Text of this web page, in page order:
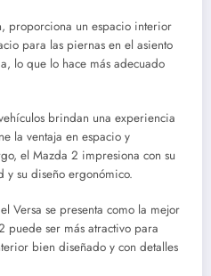
proporciona un espacio interior
para las piernas en el asiento
lo que lo hace más adecuado
brindan una experiencia
la ventaja en espacio y
el Mazda 2 impresiona con su
su diseño ergonómico.
Versa se presenta como la mejor
puede ser más atractivo para
bien diseñado y con detalles